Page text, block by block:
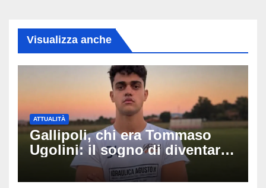
Visualizza anche
ATTUALITÀ
Gallipoli, chi era Tommaso
Ugolini: il sogno di diventare
medico e la fascia da
capitano, il dolore di Bologna